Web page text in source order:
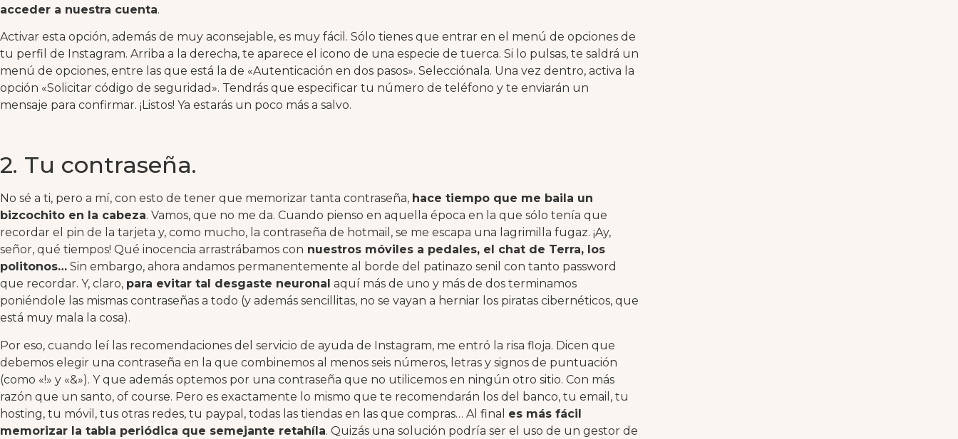
acceder a nuestra cuenta.
Activar esta opción, además de muy aconsejable, es muy fácil. Sólo tienes que entrar en el menú de opciones de
tu perfil de Instagram. Arriba a la derecha, te aparece el icono de una especie de tuerca. Si lo pulsas, te saldrá un
menú de opciones, entre las que está la de «Autenticación en dos pasos». Selecciónala. Una vez dentro, activa la
opción «Solicitar código de seguridad». Tendrás que especificar tu número de teléfono y te enviarán un
mensaje para confirmar. ¡Listos! Ya estarás un poco más a salvo.
2. Tu contraseña.
No sé a ti, pero a mí, con esto de tener que memorizar tanta contraseña, hace tiempo que me baila un
bizcochito en la cabeza. Vamos, que no me da. Cuando pienso en aquella época en la que sólo tenía que
recordar el pin de la tarjeta y, como mucho, la contraseña de hotmail, se me escapa una lagrimilla fugaz. ¡Ay,
señor, qué tiempos! Qué inocencia arrastrábamos con nuestros móviles a pedales, el chat de Terra, los
politonos… Sin embargo, ahora andamos permanentemente al borde del patinazo senil con tanto password
que recordar. Y, claro, para evitar tal desgaste neuronal aquí más de uno y más de dos terminamos
poniéndole las mismas contraseñas a todo (y además sencillitas, no se vayan a herniar los piratas cibernéticos, que
está muy mala la cosa).
Por eso, cuando leí las recomendaciones del servicio de ayuda de Instagram, me entró la risa floja. Dicen que
debemos elegir una contraseña en la que combinemos al menos seis números, letras y signos de puntuación
(como «!» y «&»). Y que además optemos por una contraseña que no utilicemos en ningún otro sitio. Con más
razón que un santo, of course. Pero es exactamente lo mismo que te recomendarán los del banco, tu email, tu
hosting, tu móvil, tus otras redes, tu paypal, todas las tiendas en las que compras… Al final es más fácil
memorizar la tabla periódica que semejante retahíla. Quizás una solución podría ser el uso de un gestor de